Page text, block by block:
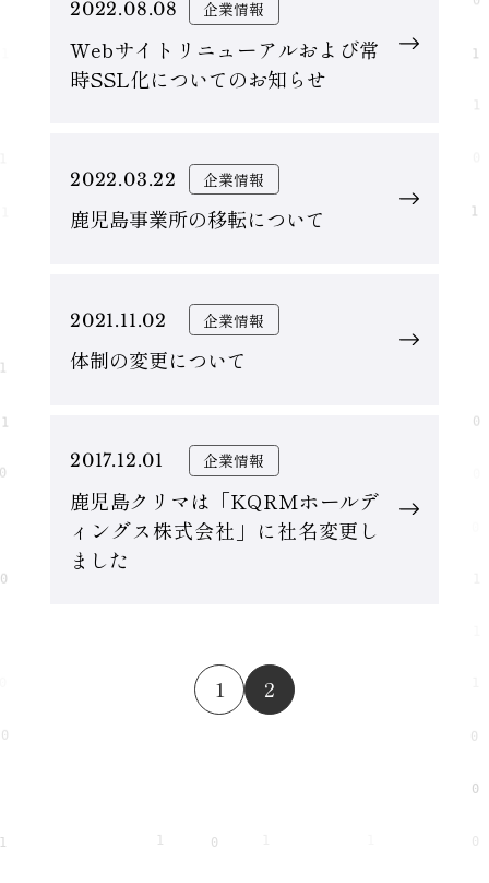
2022.08.08 企業情報
Webサイトリニューアルおよび常
時SSL化についてのお知らせ
2022.03.22 企業情報
鹿児島事業所の移転について
2021.11.02 企業情報
体制の変更について
2017.12.01 企業情報
鹿児島クリマは「KQRMホールデ
ィングス株式会社」に社名変更し
ました
1 2